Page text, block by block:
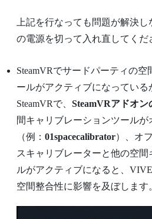
上記を行なっても問題が解決
の電源を切って入れ直してくだ
SteamVRでサードパーティの空
ールがアクティブになっている
SteamVRで、 SteamVRアドオン
間キャリブレーションツール
（例： 01spacecalibrator）、オ
スキャリブレーターと他の空間
ルがアクティブになると、
空間整合性に影響を及ぼします